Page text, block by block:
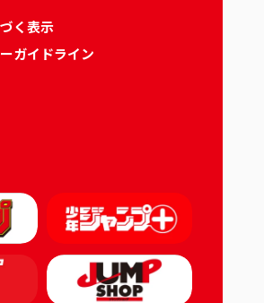
く表示
ガイドライン